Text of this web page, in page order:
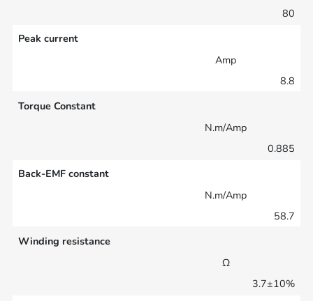
80
Peak current
Amp
8.8
Torque Constant
N.m/Amp
0.885
Back-EMF constant
N.m/Amp
58.7
Winding resistance
Ω
3.7±10%